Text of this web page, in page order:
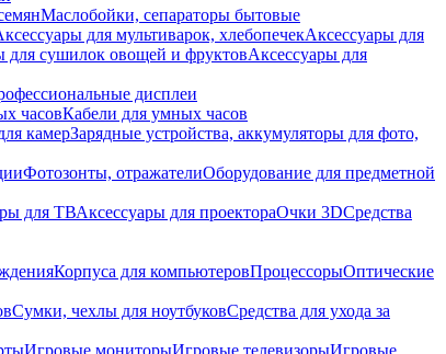
Маслобойки, сепараторы бытовые
для мультиварок, хлебопечекАксессуары для
для сушилок овощей и фруктовАксессуары для
дисплеи
часовКабели для умных часов
камерЗарядные устройства, аккумуляторы для фото,
Фотозонты, отражателиОборудование для предметной
для ТВАксессуары для проектораОчки 3DСредства
Корпуса для компьютеровПроцессорыОптические
Сумки, чехлы для ноутбуковСредства для ухода за
Игровые мониторыИгровые телевизорыИгровые